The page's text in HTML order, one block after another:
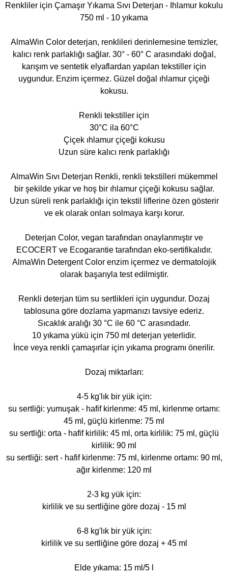
Renkliler için Çamaşır Yıkama Sıvı Deterjan - Ihlamur kokulu
750 ml - 10 yıkama
AlmaWin Color deterjan, renklileri derinlemesine temizler,
kalıcı renk parlaklığı sağlar. 30° - 60° C arasındaki doğal,
karışım ve sentetik elyaflardan yapılan tekstiller için
uygundur. Enzim içermez. Güzel doğal ıhlamur çiçeği
kokusu.
Renkli tekstiller için
30°C ila 60°C
Çiçek ıhlamur çiçeği kokusu
Uzun süre kalıcı renk parlaklığı
AlmaWin Sıvı Deterjan Renkli, renkli tekstilleri mükemmel
bir şekilde yıkar ve hoş bir ıhlamur çiçeği kokusu sağlar.
Uzun süreli renk parlaklığı için tekstil liflerine özen gösterir
ve ek olarak onları solmaya karşı korur.
Deterjan Color, vegan tarafından onaylanmıştır ve
ECOCERT ve Ecogarantie tarafından eko-sertifikalıdır.
AlmaWin Detergent Color enzim içermez ve dermatolojik
olarak başarıyla test edilmiştir.
Renkli deterjan tüm su sertlikleri için uygundur. Dozaj
tablosuna göre dozlama yapmanızı tavsiye ederiz.
Sıcaklık aralığı 30 °C ile 60 °C arasındadır.
10 yıkama yükü için 750 ml deterjan yeterlidir.
İnce veya renkli çamaşırlar için yıkama programı önerilir.
Dozaj miktarları:
4-5 kg'lık bir yük için:
su sertliği: yumuşak - hafif kirlenme: 45 ml, kirlenme ortamı:
45 ml, güçlü kirlenme: 75 ml
su sertliği: orta - hafif kirlilik: 45 ml, orta kirlilik: 75 ml, güçlü
kirlilik: 90 ml
su sertliği: sert - hafif kirlenme: 75 ml, kirlenme ortamı: 90 ml,
ağır kirlenme: 120 ml
2-3 kg yük için:
kirlilik ve su sertliğine göre dozaj - 15 ml
6-8 kg'lık bir yük için:
kirlilik ve su sertliğine göre dozaj + 45 ml
Elde yıkama: 15 ml/5 l